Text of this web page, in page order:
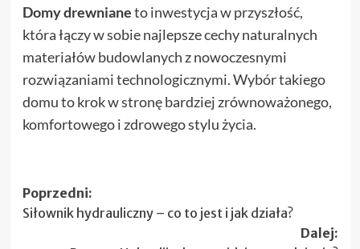
Domy drewnianeto inwestycja w przyszłość,
która łączy w sobie najlepsze cechy naturalnych
materiałów budowlanych z nowoczesnymi
rozwiązaniami technologicznymi. Wybór takiego
domu to krok w stronę bardziej zrównoważonego,
komfortowego i zdrowego stylu życia.
Zobacz
wpisy
Poprzedni:
Siłownik hydrauliczny – co to jest i jak działa?
Dalej: